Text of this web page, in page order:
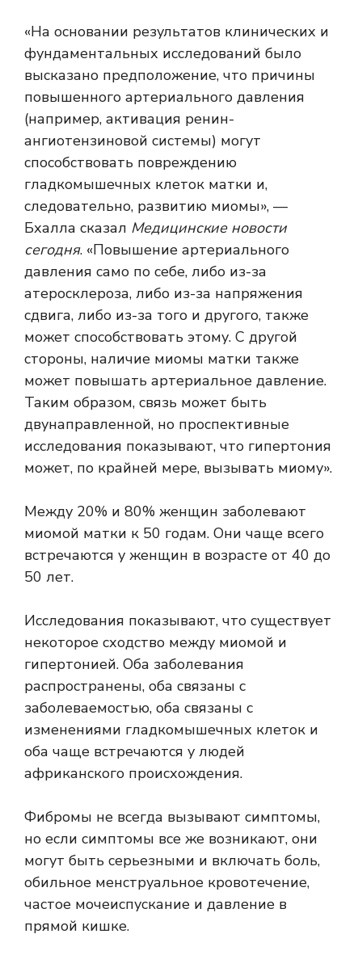
«На основании результатов клинических и
фундаментальных исследований было
высказано предположение, что причины
повышенного артериального давления
(например, активация ренин-
ангиотензиновой системы) могут
способствовать повреждению
гладкомышечных клеток матки и,
следовательно, развитию миомы», —
Бхалла сказал Медицинские новости
сегодня. «Повышение артериального
давления само по себе, либо из-за
атеросклероза, либо из-за напряжения
сдвига, либо из-за того и другого, также
может способствовать этому. С другой
стороны, наличие миомы матки также
может повышать артериальное давление.
Таким образом, связь может быть
двунаправленной, но проспективные
исследования показывают, что гипертония
может, по крайней мере, вызывать миому».
Между 20% и 80% женщин заболевают
миомой матки к 50 годам. Они чаще всего
встречаются у женщин в возрасте от 40 до
50 лет.
Исследования показывают, что существует
некоторое сходство между миомой и
гипертонией. Оба заболевания
распространены, оба связаны с
заболеваемостью, оба связаны с
изменениями гладкомышечных клеток и
оба чаще встречаются у людей
африканского происхождения.
Фибромы не всегда вызывают симптомы,
но если симптомы все же возникают, они
могут быть серьезными и включать боль,
обильное менструальное кровотечение,
частое мочеиспускание и давление в
прямой кишке.